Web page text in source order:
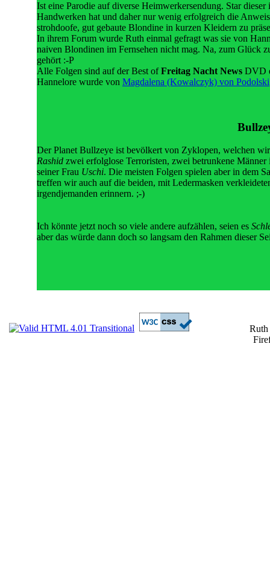
Ist eine Parodie auf diverse Heimwerkersendung. Star
Handwerken hat und daher nur wenig erfolgreich die
strohdoofe, gut gebaute Blondine in kurzen Kleidern zu
In ihrem Forum wurde Ruth einmal gefragt was sie von
naiven Blondinen im Fernsehen nicht mag. Na, zum Glück
gehört :-P
Alle Folgen sind auf der Best ofFreitag Nacht News DVD
Hannelore wurde von Magdalena (Kowalczyk) von Podolski
Der Planet Bullzeye ist bevölkert von Zyklopen, welchen
Rashid zwei erfolglose Terroristen, zwei betrunkene
seiner Frau Uschi. Die meisten Folgen spielen aber in dem
treffen wir auch auf die beiden, mit Ledermasken
irgendjemanden erinnern. ;-)
Ich könnte jetzt noch so viele andere aufzählen, seien es
aber das würde dann doch so langsam den Rahmen dieser
Ruth